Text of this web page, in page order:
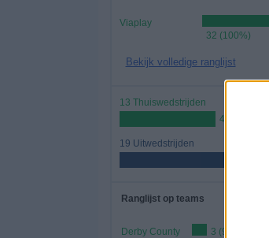
Viaplay
32 (100%)
Bekijk volledige ranglijst
13 Thuiswedstrijden
40,62%
19 Uitwedstrijden
Ranglijst op teams
Derby County
3 (9,38%)